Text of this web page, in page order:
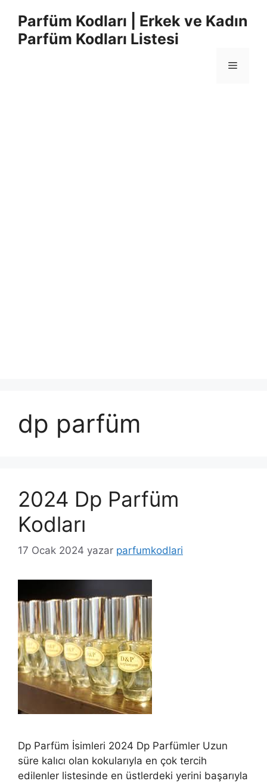
Parfüm Kodları | Erkek ve Kadın
Parfüm Kodları Listesi
Menü
dp parfüm
2024 Dp Parfüm
Kodları
17 Ocak 2024 yazar parfumkodlari
Dp Parfüm İsimleri 2024 Dp Parfümler Uzun
süre kalıcı olan kokularıyla en çok tercih
edilenler listesinde en üstlerdeki yerini başarıyla